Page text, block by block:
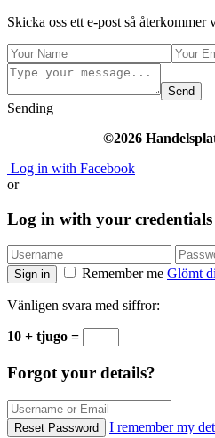
Skicka oss ett e-post så återkommer
Send
Sending
©2026
Log in with Facebook
or
Log in with your credentials
Sign in Remember me Glömt
Vänligen svara med siffror:
10 + tjugo =
Forgot your details?
Reset Password I remember my